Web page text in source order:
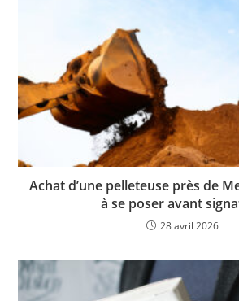
Achat d’une pelleteuse près de
à se poser avant
28 avril 2026